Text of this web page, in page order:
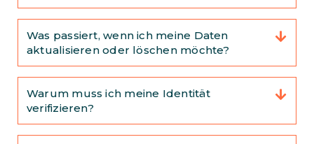
Was passiert, wenn ich meine Daten
aktualisieren oder löschen möchte?
Warum muss ich meine Identität
verifizieren?